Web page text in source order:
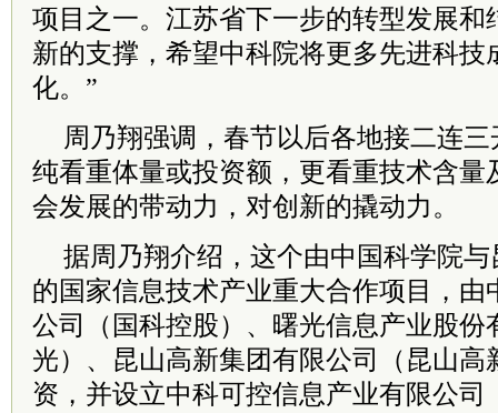
项目之一。江苏省下一步的转型发展和
新的支撑，希望中科院将更多先进科技
化。”
周乃翔强调，春节以后各地接二连
纯看重体量或投资额，更看重技术含量
会发展的带动力，对创新的撬动力。
据周乃翔介绍，这个由中国科学院
的国家信息技术产业重大合作项目，由
公司（国科控股）、曙光信息产业股份
光）、昆山高新集团有限公司（昆山高
资，并设立中科可控信息产业有限公司